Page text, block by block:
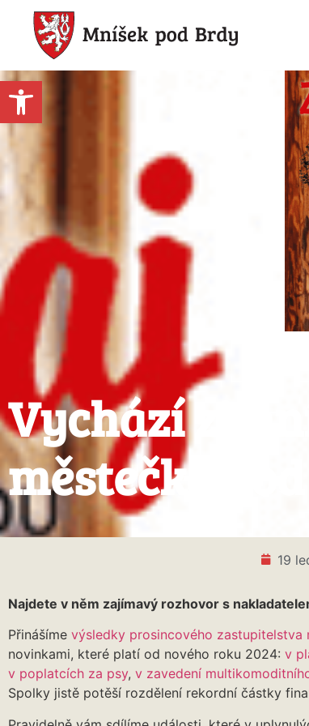
Open toolbar
Vychází
městečka pod
19
Najdete v něm zajímavý rozhovor s
Přinášíme výsledky prosincového zastupitelstva
novinkami, které platí od nového roku 2024: v
v poplatcích za psy, v zavedení
Spolky jistě potěší rozdělení rekordní částky